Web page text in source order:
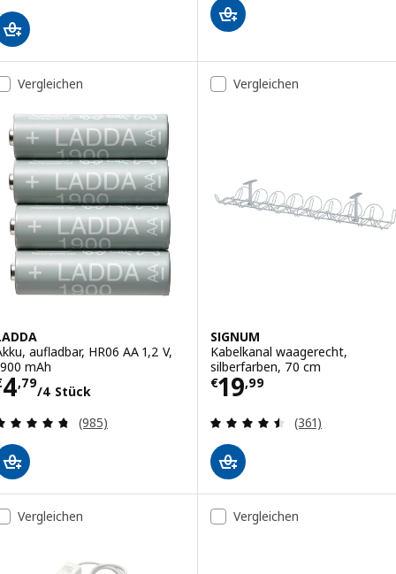
Vergleichen
aufladbar, HR06 AA 1,2 V,
mAh
4,79
/4 Stück
€ 4,79/4 Stück
Überprüfung: 4.7 aus 5 sterne. Bewertungen
(985)
Vergleichen
SIGNUM
Kabelkanal waagerecht,
silberfarben, 70 cm
€19,99
Preis € 19,99
Überprüfung:
(361)
Vergleichen Vergleichen